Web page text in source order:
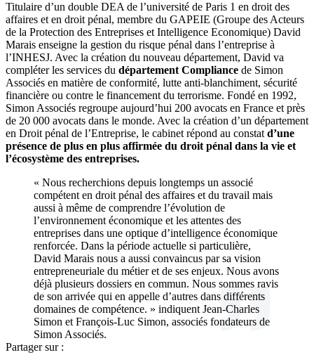
Titulaire d’un double DEA de l’université de Paris 1 en droit des
affaires et en droit pénal, membre du GAPEIE (Groupe des Acteurs
de la Protection des Entreprises et Intelligence Economique) David
Marais enseigne la gestion du risque pénal dans l’entreprise à
l’INHESJ. Avec la création du nouveau département, David va
compléter les services du département Compliance de Simon
Associés en matière de conformité, lutte anti-blanchiment, sécurité
financière ou contre le financement du terrorisme. Fondé en 1992,
Simon Associés regroupe aujourd’hui 200 avocats en France et près
de 20 000 avocats dans le monde. Avec la création d’un département
en Droit pénal de l’Entreprise, le cabinet répond au constat d’une
présence de plus en plus affirmée du droit pénal dans la vie et
l’écosystème des entreprises.
« Nous recherchions depuis longtemps un associé
compétent en droit pénal des affaires et du travail mais
aussi à même de comprendre l’évolution de
l’environnement économique et les attentes des
entreprises dans une optique d’intelligence économique
renforcée. Dans la période actuelle si particulière,
David Marais nous a aussi convaincus par sa vision
entrepreneuriale du métier et de ses enjeux. Nous avons
déjà plusieurs dossiers en commun. Nous sommes ravis
de son arrivée qui en appelle d’autres dans différents
domaines de compétence. » indiquent Jean-Charles
Simon et François-Luc Simon, associés fondateurs de
Simon Associés.
Partager sur :